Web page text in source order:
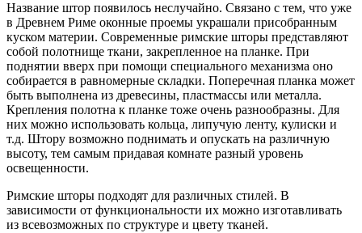
Название штор появилось неслучайно. Связано с тем, что уже
в Древнем Риме оконные проемы украшали присобранным
куском материи. Современные римские шторы представляют
собой полотнище ткани, закрепленное на планке. При
поднятии вверх при помощи специального механизма оно
собирается в равномерные складки. Поперечная планка может
быть выполнена из древесины, пластмассы или металла.
Крепления полотна к планке тоже очень разнообразны. Для
них можно использовать кольца, липучую ленту, кулиски и
т.д. Штору возможно поднимать и опускать на различную
высоту, тем самым придавая комнате разный уровень
освещенности.
Римские шторы подходят для различных стилей. В
зависимости от функциональности их можно изготавливать
из всевозможных по структуре и цвету тканей.